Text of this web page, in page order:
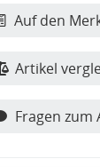
Auf den
Artikel
Fragen zum